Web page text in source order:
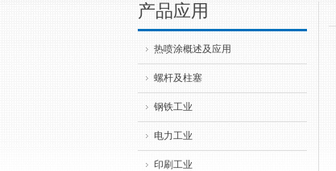
产品应用
热喷涂概述及应用
螺杆及柱塞
钢铁工业
电力工业
印刷工业